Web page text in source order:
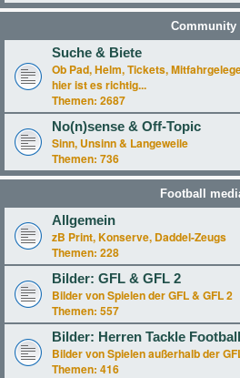
Community
Suche & Biete
Ob Pad, Helm, Tickets,
hier ist es richtig...
Themen: 2687
No(n)sense & Off-Topic
Sinn, Unsinn & Langeweile
Themen: 736
Football
Allgemein
zB Print, Konserve, Daddel-Zeugs
Themen: 228
Bilder: GFL & GFL 2
Bilder von Spielen der GFL & GFL 2
Themen: 557
Bilder: Herren Tackle Football
Bilder von Spielen außerhalb der
Themen: 416